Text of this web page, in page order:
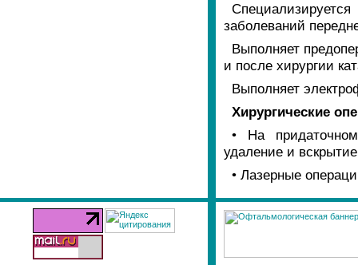
заболеваний
Выполняет
и после хирургии
Выполняет
Хирургические
• На
удаление и
• Лазерные